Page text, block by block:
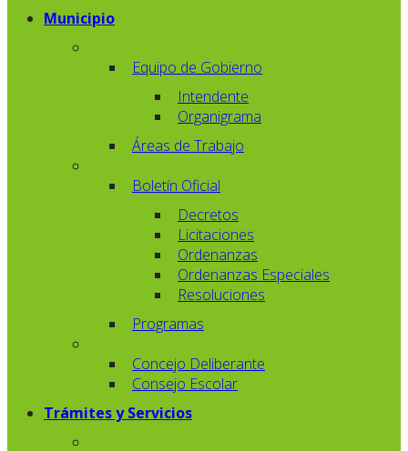
Municipio
Equipo de Gobierno
Intendente
Organigrama
Áreas de Trabajo
Boletín Oficial
Decretos
Licitaciones
Ordenanzas
Ordenanzas Especiales
Resoluciones
Programas
Concejo Deliberante
Consejo Escolar
Trámites y Servicios